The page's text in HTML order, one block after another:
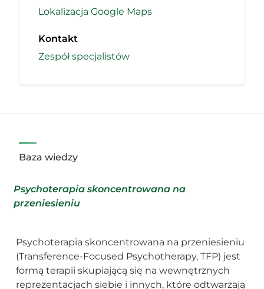
Lokalizacja Google Maps
Kontakt
Zespół specjalistów
Baza wiedzy
Psychoterapia skoncentrowana na
przeniesieniu
Psychoterapia skoncentrowana na przeniesieniu
(Transference-Focused Psychotherapy, TFP) jest
formą terapii skupiającą się na wewnętrznych
reprezentacjach siebie i innych, które odtwarzają